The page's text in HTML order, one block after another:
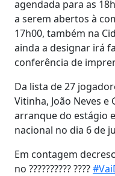
agendada para as
a serem abertos à
17h00, também na
ainda a designar irá
conferência de
Da lista de 27
Vitinha, João Neves
arranque do estágio
nacional no dia 6 de
Em contagem
no ?????????? ????